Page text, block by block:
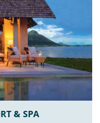
& SPA